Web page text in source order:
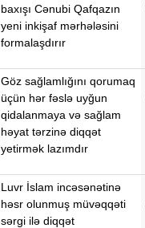
baxışı Cənubi Qafqazın
yeni inkişaf mərhələsini
formalaşdırır
Göz sağlamlığını qorumaq
üçün hər fəslə uyğun
qidalanmaya və sağlam
həyat tərzinə diqqət
yetirmək lazımdır
Luvr İslam incəsənətinə
həsr olunmuş müvəqqəti
sərgi ilə diqqət